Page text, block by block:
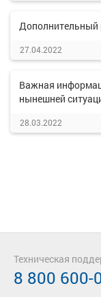
Дополнительный
27.04.2022
Важная
нынешней
28.03.2022
Техническая
8 800 600-